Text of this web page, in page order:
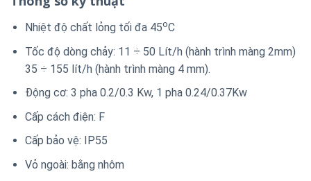
Nhiệt độ chất lỏng tối đa 45oC
Tốc độ dòng chảy: 11 ÷ 50 Lít/h (hành trình màng 2mm)
35 ÷ 155 lít/h (hành trình màng 4 mm).
Động cơ: 3 pha 0.2/0.3 Kw, 1 pha 0.24/0.37Kw
Cấp cách điện: F
Cấp bảo vệ: IP55
Vỏ ngoài: bằng nhôm